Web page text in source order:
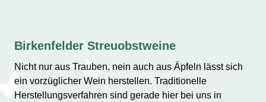
Birkenfelder Streuobstweine
Nicht nur aus Trauben, nein auch aus Äpfeln lässt sich
ein vorzüglicher Wein herstellen. Traditionelle
Herstellungsverfahren sind gerade hier bei uns in